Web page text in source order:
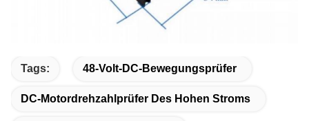
Tags: 48-Volt-DC-Bewegungsprüfer
DC-Motordrehzahlprüfer Des Hohen Stroms